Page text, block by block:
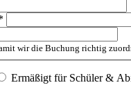
wir die Buchung richtig
Ermäßigt für Schüler &